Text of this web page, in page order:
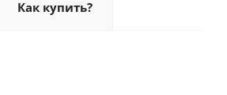
Как купить?